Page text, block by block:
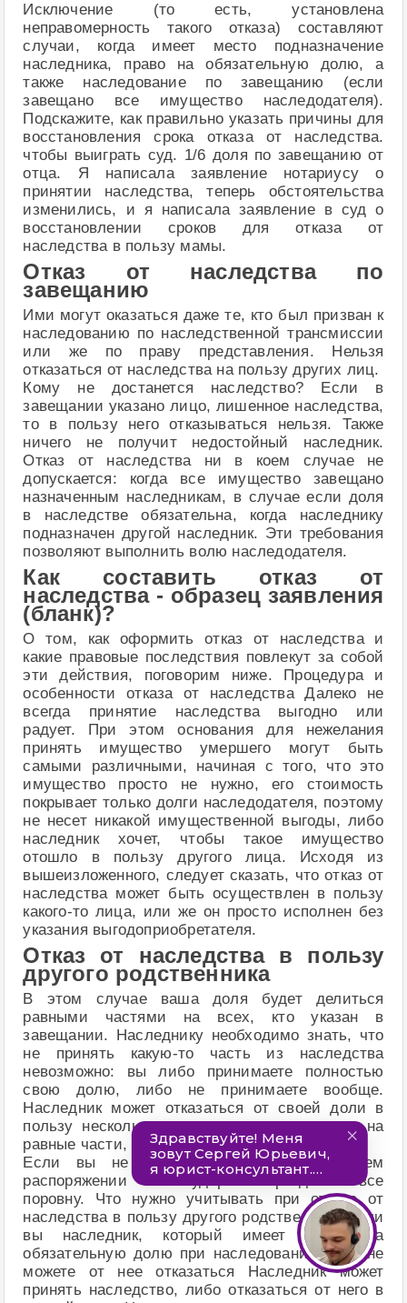
Исключение (то есть, установлена
неправомерность такого отказа) составляют
случаи, когда имеет место подназначение
наследника, право на обязательную долю, а
также наследование по завещанию (если
завещано все имущество наследодателя).
Подскажите, как правильно указать причины для
восстановления срока отказа от наследства.
чтобы выиграть суд. 1/6 доля по завещанию от
отца. Я написала заявление нотариусу о
принятии наследства, теперь обстоятельства
изменились, и я написала заявление в суд о
восстановлении сроков для отказа от
наследства в пользу мамы.
Отказ от наследства по
завещанию
Ими могут оказаться даже те, кто был призван к
наследованию по наследственной трансмиссии
или же по праву представления. Нельзя
отказаться от наследства на пользу других лиц.
Кому не достанется наследство? Если в
завещании указано лицо, лишенное наследства,
то в пользу него отказываться нельзя. Также
ничего не получит недостойный наследник.
Отказ от наследства ни в коем случае не
допускается: когда все имущество завещано
назначенным наследникам, в случае если доля
в наследстве обязательна, когда наследнику
подназначен другой наследник. Эти требования
позволяют выполнить волю наследодателя.
Как составить отказ от
наследства - образец заявления
(бланк)?
О том, как оформить отказ от наследства и
какие правовые последствия повлекут за собой
эти действия, поговорим ниже. Процедура и
особенности отказа от наследства Далеко не
всегда принятие наследства выгодно или
радует. При этом основания для нежелания
принять имущество умершего могут быть
самыми различными, начиная с того, что это
имущество просто не нужно, его стоимость
покрывает только долги наследодателя, поэтому
не несет никакой имущественной выгоды, либо
наследник хочет, чтобы такое имущество
отошло в пользу другого лица. Исходя из
вышеизложенного, следует сказать, что отказ от
наследства может быть осуществлен в пользу
какого-то лица, или же он просто исполнен без
указания выгодоприобретателя.
Отказ от наследства в пользу
другого родственника
В этом случае ваша доля будет делиться
равными частями на всех, кто указан в
завещании. Наследнику необходимо знать, что
не принять какую-то часть из наследства
невозможно: вы либо принимаете полностью
свою долю, либо не принимаете вообще.
Наследник может отказаться от своей доли в
пользу нескольких лиц, и разделить ее не на
равные части, а по своему желанию.
Если вы не укажете эти части в своем
распоряжении – государство разделит все
поровну. Что нужно учитывать при отказе от
наследства в пользу другого родственника Если
вы наследник, который имеет право на
обязательную долю при наследовании – вы не
можете от нее отказаться Наследник может
принять наследство, либо отказаться от него в